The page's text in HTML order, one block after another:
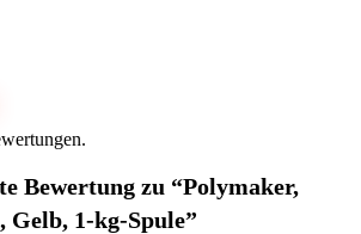
Bewertung zu “Polymaker,
Gelb, 1-kg-Spule”